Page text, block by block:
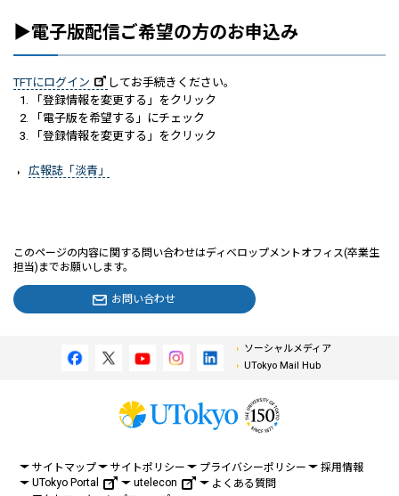
▶電子版配信ご希望の方のお申込み
TFTにログイン
してお手続きください。
「登録情報を変更する」をクリック
「電子版を希望する」にチェック
「登録情報を変更する」をクリック
広報誌「淡青」
このページの内容に関する問い合わせはディベロップメントオフィス(卒業生
担当)までお願いします。
お問い合わせ
ソーシャルメディア
UTokyo Mail Hub
サイトマップ サイトポリシー プライバシーポリシー
採用情報
UTokyo Portal
utelecon
よくある質問